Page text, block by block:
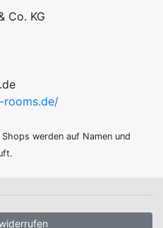
Co. KG
werden auf Namen und